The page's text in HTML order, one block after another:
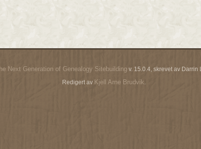
Next Generation of Genealogy Sitebuilding v. 15.0.4, skrevet av
Redigert av Kjell Arne Brudvik.